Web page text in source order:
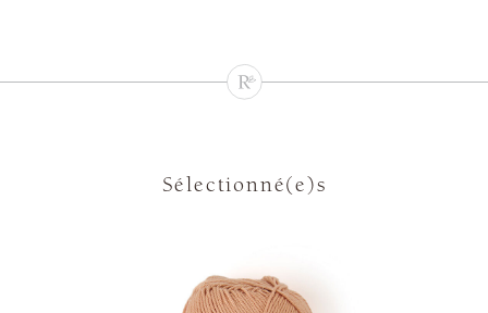
Sélectionné(e)s